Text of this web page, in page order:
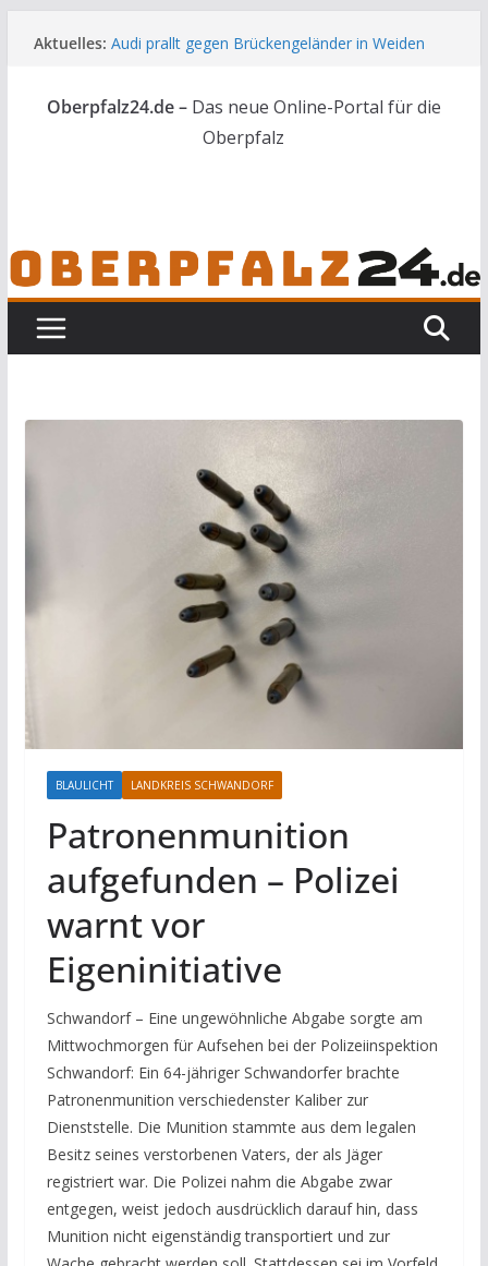
Inhalt
Aktuelles: Audi prallt gegen Brückengeländer in Weiden
Kindergeburtstag endet für Erwachsene im
Polizeigewahrsam
Wenn selbst der Polizeialltag kurios wird
Oberpfalz24.de – Das neue Online-Portal für die
Oberpfalz
BLAULICHT LANDKREIS SCHWANDORF
Patronenmunition
aufgefunden – Polizei
warnt vor
Eigeninitiative
Schwandorf – Eine ungewöhnliche Abgabe sorgte am
Mittwochmorgen für Aufsehen bei der Polizeiinspektion
Schwandorf: Ein 64-jähriger Schwandorfer brachte
Patronenmunition verschiedenster Kaliber zur
Dienststelle. Die Munition stammte aus dem legalen
Besitz seines verstorbenen Vaters, der als Jäger
registriert war. Die Polizei nahm die Abgabe zwar
entgegen, weist jedoch ausdrücklich darauf hin, dass
Munition nicht eigenständig transportiert und zur